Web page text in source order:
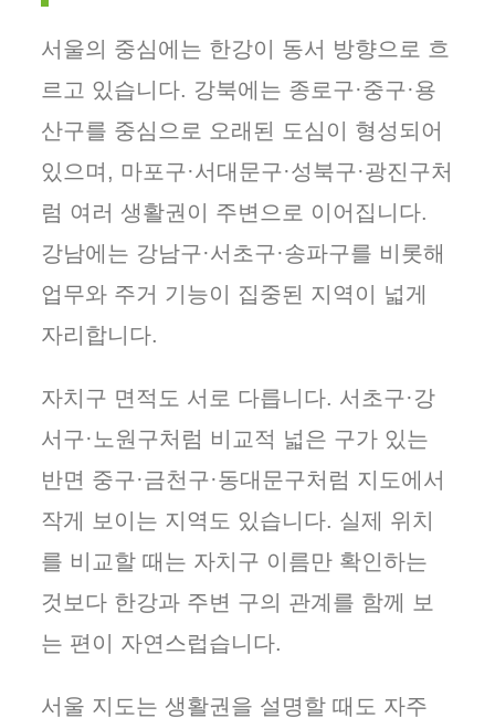
서울의 중심에는 한강이 동서 방향으로 흐
르고 있습니다. 강북에는 종로구·중구·용
산구를 중심으로 오래된 도심이 형성되어
있으며, 마포구·서대문구·성북구·광진구처
럼 여러 생활권이 주변으로 이어집니다.
강남에는 강남구·서초구·송파구를 비롯해
업무와 주거 기능이 집중된 지역이 넓게
자리합니다.
자치구 면적도 서로 다릅니다. 서초구·강
서구·노원구처럼 비교적 넓은 구가 있는
반면 중구·금천구·동대문구처럼 지도에서
작게 보이는 지역도 있습니다. 실제 위치
를 비교할 때는 자치구 이름만 확인하는
것보다 한강과 주변 구의 관계를 함께 보
는 편이 자연스럽습니다.
서울 지도는 생활권을 설명할 때도 자주